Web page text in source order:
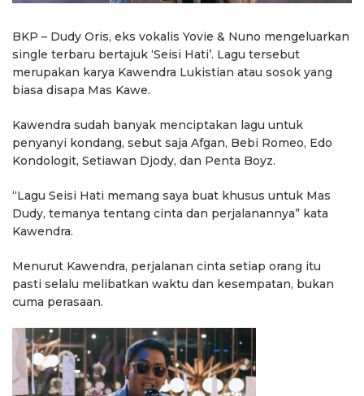
BKP – Dudy Oris, eks vokalis Yovie & Nuno mengeluarkan
single terbaru bertajuk ‘Seisi Hati’. Lagu tersebut
merupakan karya Kawendra Lukistian atau sosok yang
biasa disapa Mas Kawe.
Kawendra sudah banyak menciptakan lagu untuk
penyanyi kondang, sebut saja Afgan, Bebi Romeo, Edo
Kondologit, Setiawan Djody, dan Penta Boyz.
“Lagu Seisi Hati memang saya buat khusus untuk Mas
Dudy, temanya tentang cinta dan perjalanannya” kata
Kawendra.
Menurut Kawendra, perjalanan cinta setiap orang itu
pasti selalu melibatkan waktu dan kesempatan, bukan
cuma perasaan.